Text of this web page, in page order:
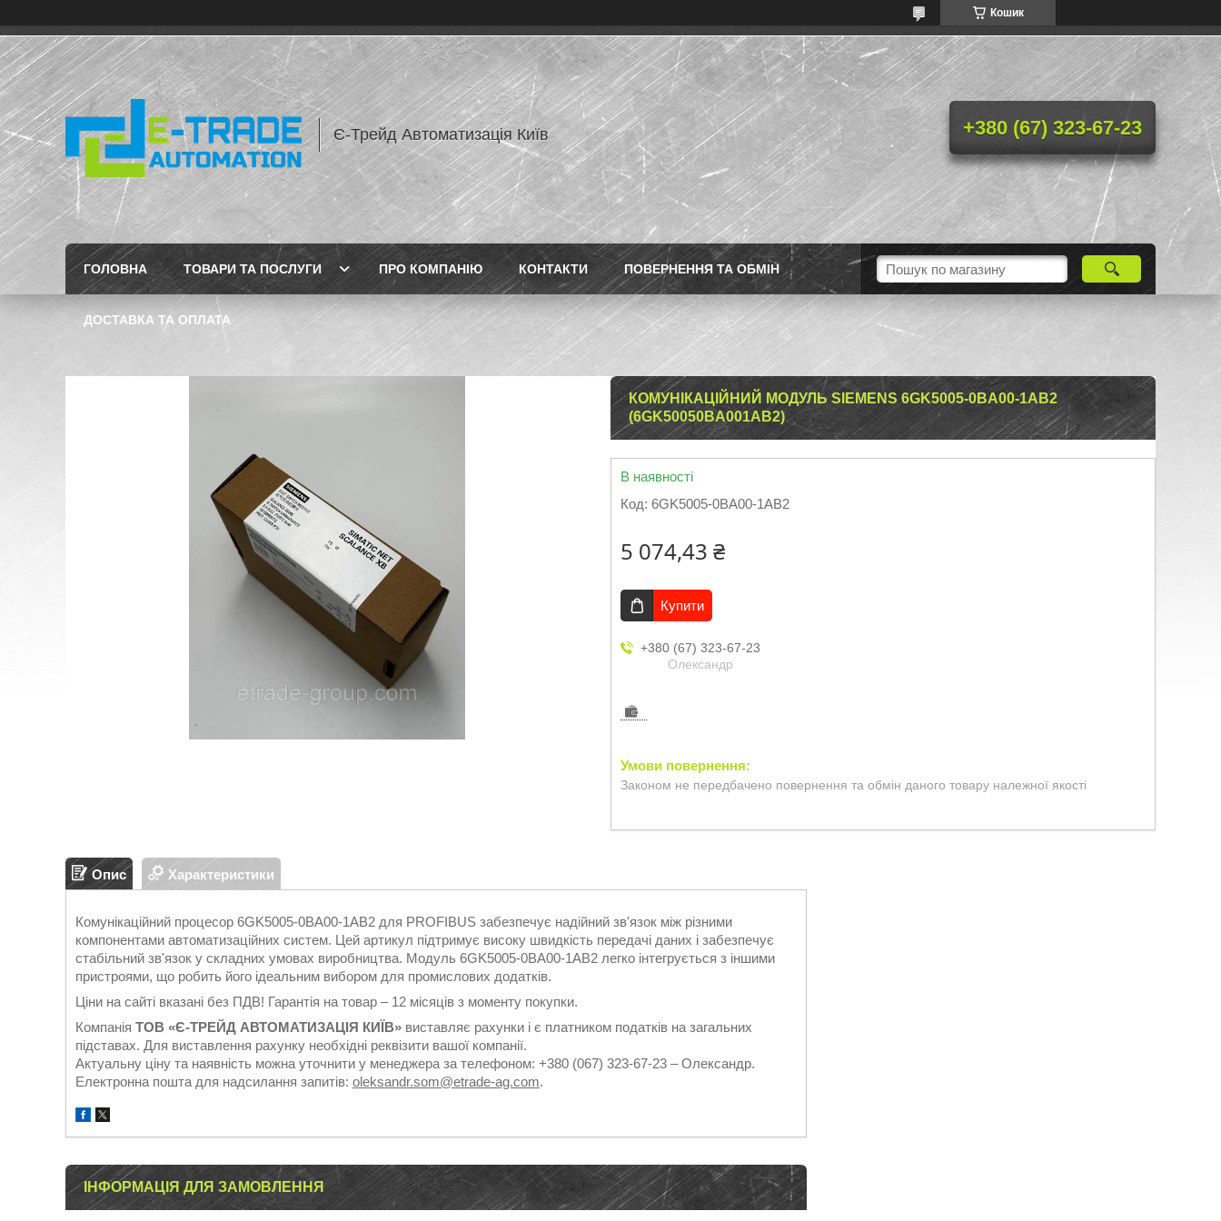
Кошик
Є-Трейд Автоматизація Київ +380 (67) 323-67-23
ГОЛОВНА ТОВАРИ ТА ПОСЛУГИ ПРО КОМПАНІЮ КОНТАКТИ ПОВЕРНЕННЯ ТА ОБМІН
ДОСТАВКА ТА ОПЛАТА
КОМУНІКАЦІЙНИЙ МОДУЛЬ SIEMENS 6GK5005-0BA00-1AB2
(6GK50050BA001AB2)
В наявності
Код: 6GK5005-0BA00-1AB2
5 074,43 ₴
Купити
+380 (67) 323-67-23
Олександр
Законом не передбачено повернення та обмін даного товару належної якості
Опис Характеристики
Комунікаційний процесор 6GK5005-0BA00-1AB2 для PROFIBUS забезпечує надійний зв'язок між різними
компонентами автоматизаційних систем. Цей артикул підтримує високу швидкість передачі даних і забезпечує
стабільний зв'язок у складних умовах виробництва. Модуль 6GK5005-0BA00-1AB2 легко інтегрується з іншими
пристроями, що робить його ідеальним вибором для промислових додатків.
Ціни на сайті вказані без ПДВ! Гарантія на товар – 12 місяців з моменту покупки.
Компанія ТОВ «Є-ТРЕЙД АВТОМАТИЗАЦІЯ КИЇВ» виставляє рахунки і є платником податків на загальних
підставах. Для виставлення рахунку необхідні реквізити вашої компанії.
Актуальну ціну та наявність можна уточнити у менеджера за телефоном: +380 (067) 323-67-23 – Олександр.
Електронна пошта для надсилання запитів: oleksandr.som@etrade-ag.com.
ІНФОРМАЦІЯ ДЛЯ ЗАМОВЛЕННЯ